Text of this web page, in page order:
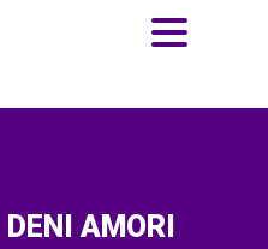
DENI AMORI